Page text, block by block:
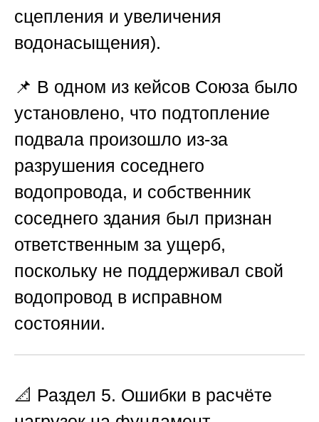
сцепления и увеличения
водонасыщения).
📌 В одном из кейсов Союза было
установлено, что подтопление
подвала произошло из-за
разрушения соседнего
водопровода, и собственник
соседнего здания был признан
ответственным за ущерб,
поскольку не поддерживал свой
водопровод в исправном
состоянии.
📐 Раздел 5. Ошибки в расчёте